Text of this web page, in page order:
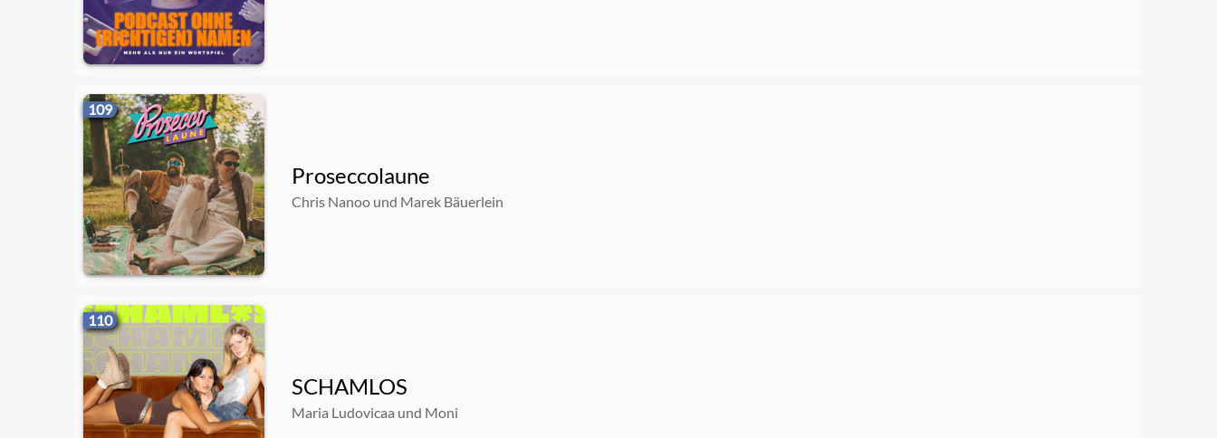
109
Proseccolaune
Chris Nanoo und Marek Bäuerlein
110
SCHAMLOS
Maria Ludovicaa und Moni